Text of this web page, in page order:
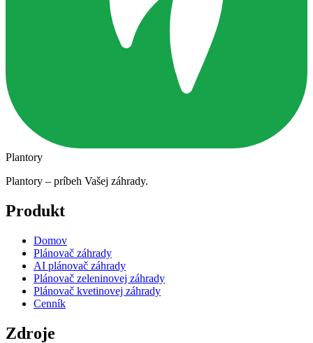
Plantory
Plantory – príbeh Vašej záhrady.
Produkt
Domov
Plánovač záhrady
AI plánovač záhrady
Plánovač zeleninovej záhrady
Plánovač kvetinovej záhrady
Cenník
Zdroje